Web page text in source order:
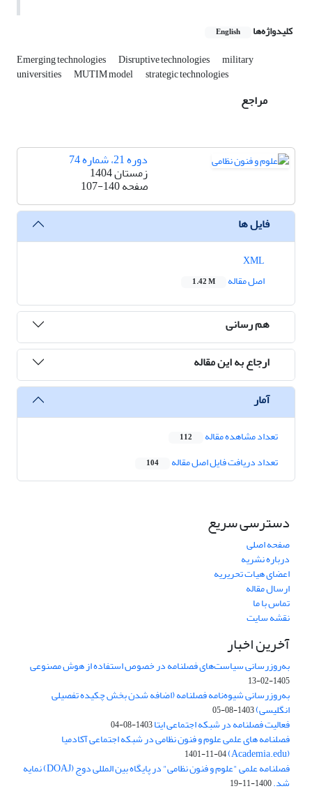
کلیدواژه‌ها English
Emerging technologies Disruptive technologies military
universities MUTIM model strategic technologies
مراجع
دوره 21، شماره 74
زمستان 1404
صفحه107-140
فایل ها
اصل مقاله
1.42 M
هم رسانی
ارجاع به این مقاله
آمار
تعداد مشاهده مقاله 112
تعداد دریافت فایل اصل مقاله 104
دسترسی سریع
صفحه اصلی
درباره نشریه
اعضای هیات تحریریه
ارسال مقاله
تماس با ما
نقشه سایت
آخرین اخبار
به‌روزرسانی سیاست‌های فصلنامه در خصوص استفاده از هوش مصنوعی
1405-02-13
به‌روزرسانی شیوه‌نامه فصلنامه (اضافه شدن بخش چکیده تفصیلی
انگلیسی)1403-08-05
فعالیت فصلنامه در شبکه اجتماعی ایتا1403-08-04
فصلنامه های علمی علوم و فنون نظامی در شبکه اجتماعی آکادمیا
(Academia.edu)
1401-11-04
فصلنامه علمی "علوم و فنون نظامی" در پایگاه بین المللی دوج (DOAJ) نمایه
شد.1400-11-19